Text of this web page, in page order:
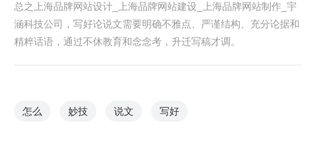
总之上海品牌网站设计_上海品牌网站建设_上海品牌网站制作_宇
涵科技公司，写好论说文需要明确不雅点、严谨结构、充分论据和
精粹话语，通过不休教育和念念考，升迁写稿才调。
怎么 妙技 说文 写好